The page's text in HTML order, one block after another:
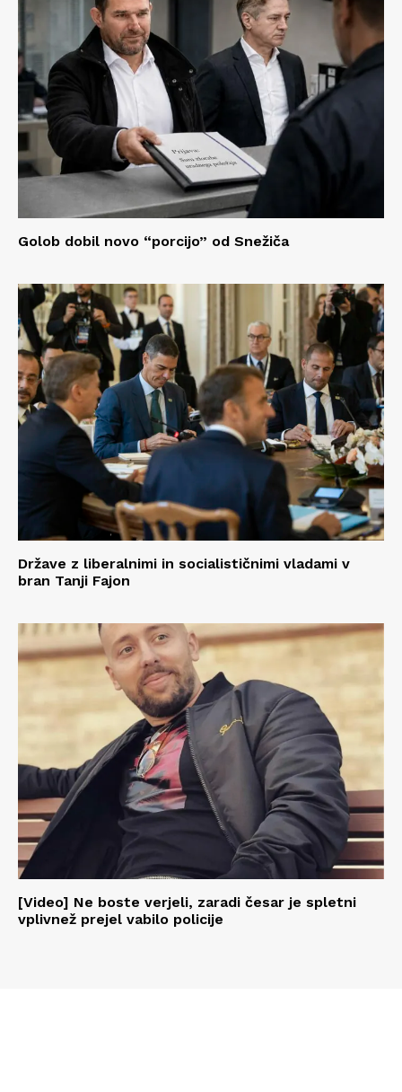
Golob dobil novo “porcijo” od Snežiča
Države z liberalnimi in socialističnimi vladami v
bran Tanji Fajon
[Video] Ne boste verjeli, zaradi česar je spletni
vplivnež prejel vabilo policije